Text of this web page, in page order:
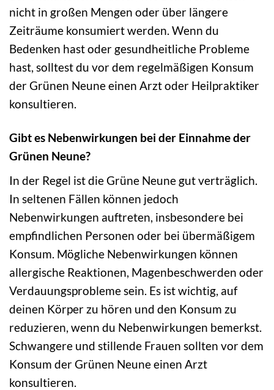
nicht in großen Mengen oder über längere
Zeiträume konsumiert werden. Wenn du
Bedenken hast oder gesundheitliche Probleme
hast, solltest du vor dem regelmäßigen Konsum
der Grünen Neune einen Arzt oder Heilpraktiker
konsultieren.
Gibt es Nebenwirkungen bei der Einnahme der
Grünen Neune?
In der Regel ist die Grüne Neune gut verträglich.
In seltenen Fällen können jedoch
Nebenwirkungen auftreten, insbesondere bei
empfindlichen Personen oder bei übermäßigem
Konsum. Mögliche Nebenwirkungen können
allergische Reaktionen, Magenbeschwerden oder
Verdauungsprobleme sein. Es ist wichtig, auf
deinen Körper zu hören und den Konsum zu
reduzieren, wenn du Nebenwirkungen bemerkst.
Schwangere und stillende Frauen sollten vor dem
Konsum der Grünen Neune einen Arzt
konsultieren.